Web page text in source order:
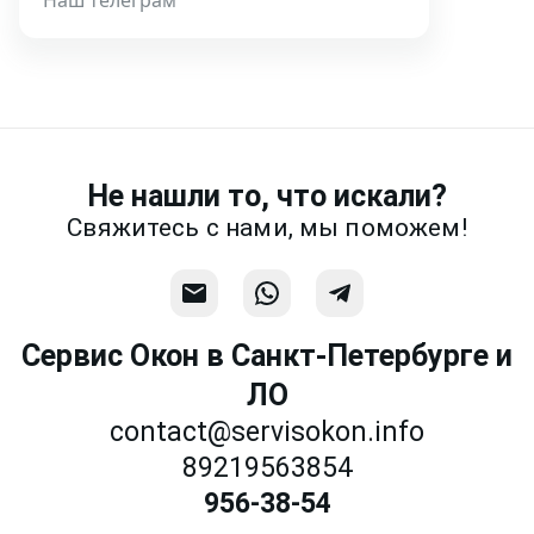
Связаться
Не нашли то, что искали?
Свяжитесь с нами, мы поможем!
Сервис Окон в Санкт-Петербурге и
ЛО
contact@servisokon.info
89219563854
956-38-54